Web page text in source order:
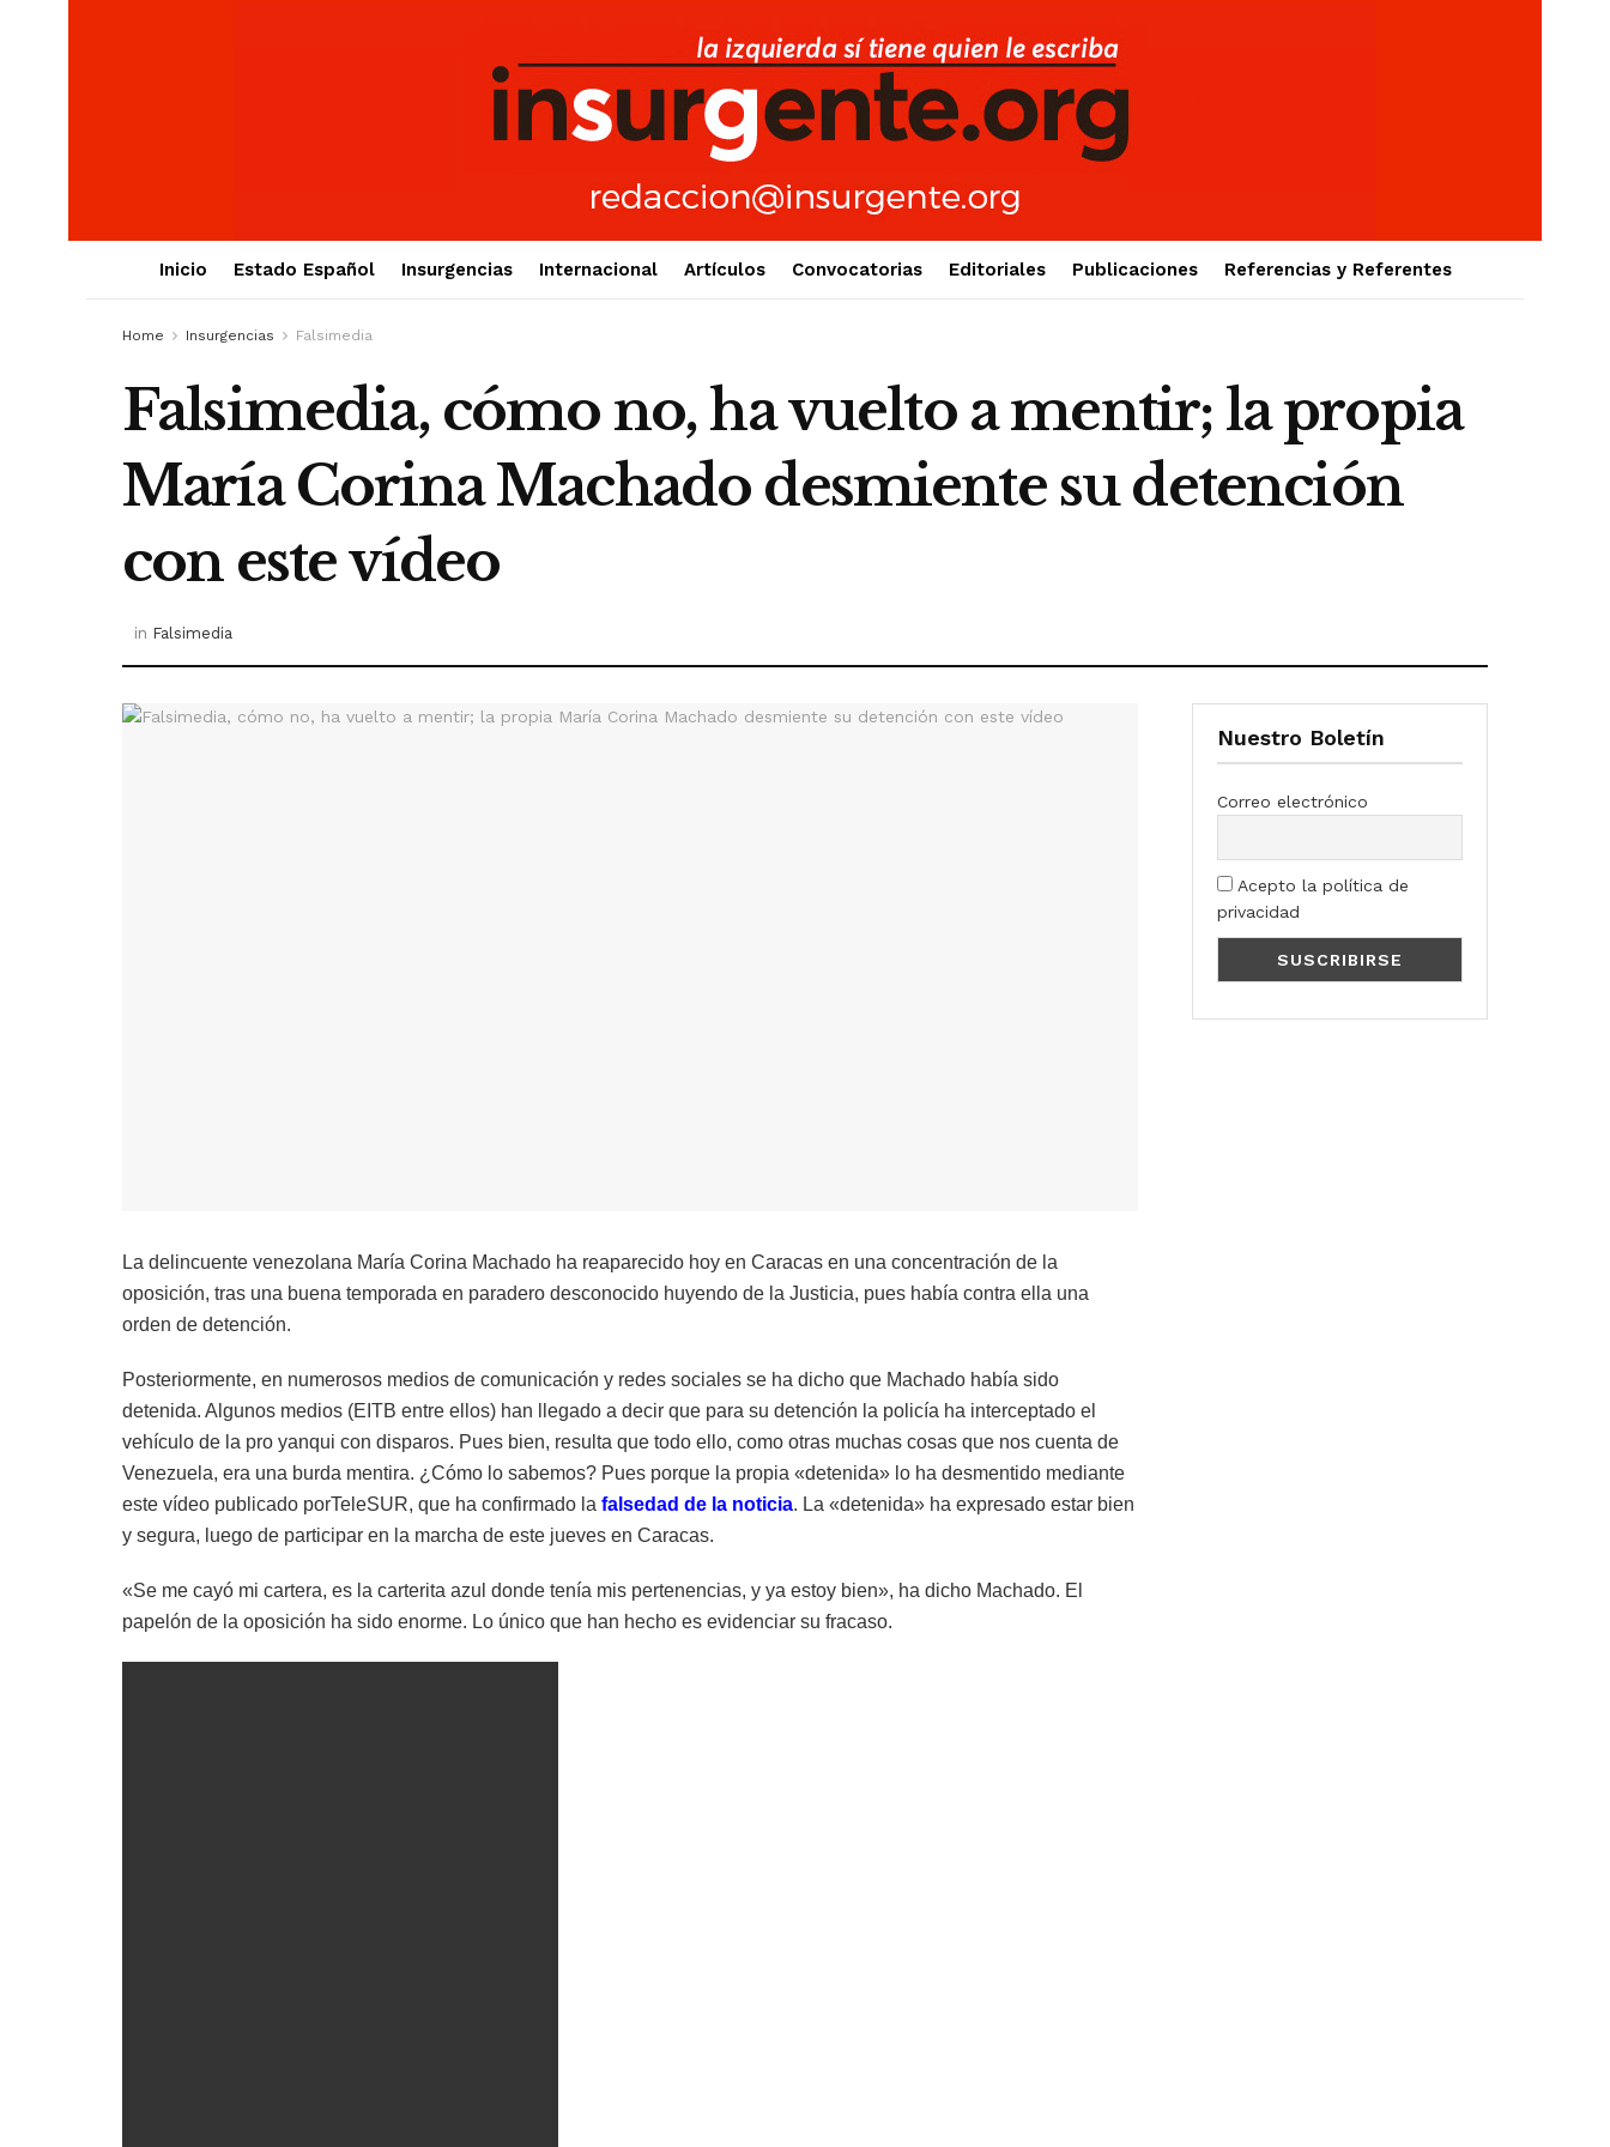
Inicio Estado Español Insurgencias Internacional Artículos Convocatorias Editoriales Publicaciones Referencias y Referentes
Home Insurgencias Falsimedia
Falsimedia, cómo no, ha vuelto a mentir; la propia
María Corina Machado desmiente su detención
con este vídeo
in Falsimedia
La delincuente venezolana María Corina Machado ha reaparecido hoy en Caracas en una concentración de la
oposición, tras una buena temporada en paradero desconocido huyendo de la Justicia, pues había contra ella una
orden de detención.
Posteriormente, en numerosos medios de comunicación y redes sociales se ha dicho que Machado había sido
detenida. Algunos medios (EITB entre ellos) han llegado a decir que para su detención la policía ha interceptado el
vehículo de la pro yanqui con disparos. Pues bien, resulta que todo ello, como otras muchas cosas que nos cuenta de
Venezuela, era una burda mentira. ¿Cómo lo sabemos? Pues porque la propia «detenida» lo ha desmentido mediante
este vídeo publicado porTeleSUR, que ha confirmado la falsedad de la noticia. La «detenida» ha expresado estar bien
y segura, luego de participar en la marcha de este jueves en Caracas.
«Se me cayó mi cartera, es la carterita azul donde tenía mis pertenencias, y ya estoy bien», ha dicho Machado. El
papelón de la oposición ha sido enorme. Lo único que han hecho es evidenciar su fracaso.
Nuestro Boletín
Correo electrónico
Acepto la política de
privacidad